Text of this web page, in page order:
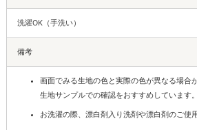
洗濯OK（手洗い）
備考
画面でみる生地の色と実際の色が異なる場合
生地サンプルでの確認をおすすめしています。
お洗濯の際、漂白剤入り洗剤や漂白剤のご使